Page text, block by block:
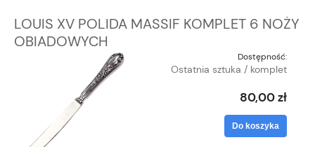
LOUIS XV POLIDA MASSIF KOMPLET 6 NOŻY
OBIADOWYCH
Dostępność:
Ostatnia sztuka / komplet
80,00 zł
Do koszyka